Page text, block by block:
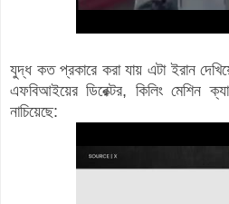
যুদ্ধ কত প্রকারে করা যায় এটা ইরান
এফবিআইয়ের ডিরেক্টর, কিলিং মেশিন
নাচিয়েছে: